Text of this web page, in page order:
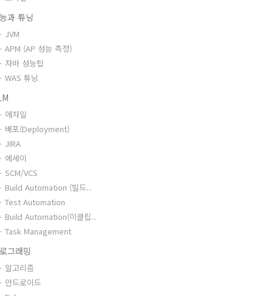
과 튜닝
JVM
APM (AP 성능 측정)
자바 성능팁
WAS 튜닝
애자일
배포(Deployment)
JIRA
에세이
SCM/VCS
Build Automation (빌드..
Test Automation
Build Automation(이클립..
Task Management
그래밍
알고리즘
안드로이드